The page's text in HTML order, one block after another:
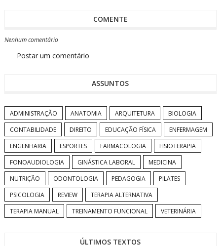
COMENTE
Nenhum comentário
Postar um comentário
ASSUNTOS
ADMINISTRAÇÃO ANATOMIA ARQUITETURA
BIOLOGIA
CONTABILIDADE
DIREITO EDUCAÇÃO FÍSICA
ENFERMAGEM
ENGENHARIA
ESPORTES FARMACOLOGIA
FISIOTERAPIA
FONOAUDIOLOGIA
GINÁSTICA LABORAL
MEDICINA
NUTRIÇÃO
ODONTOLOGIA PEDAGOGIA
PILATES
PSICOLOGIA
REVIEW
TERAPIA ALTERNATIVA
TERAPIA MANUAL
TREINAMENTO FUNCIONAL VETERINÁRIA
ÚLTIMOS TEXTOS